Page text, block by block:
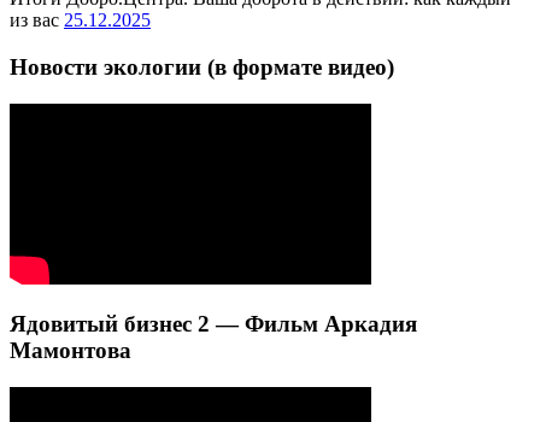
из вас 25.12.2025
Новости экологии (в формате видео)
Ядовитый бизнес 2 — Фильм Аркадия
Мамонтова